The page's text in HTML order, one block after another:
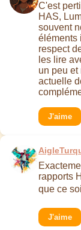
C'est
HAS,
souvent
éléments
respect
les lire
un peu et
actuelle
J'aime
rapports
que ce
J'aime